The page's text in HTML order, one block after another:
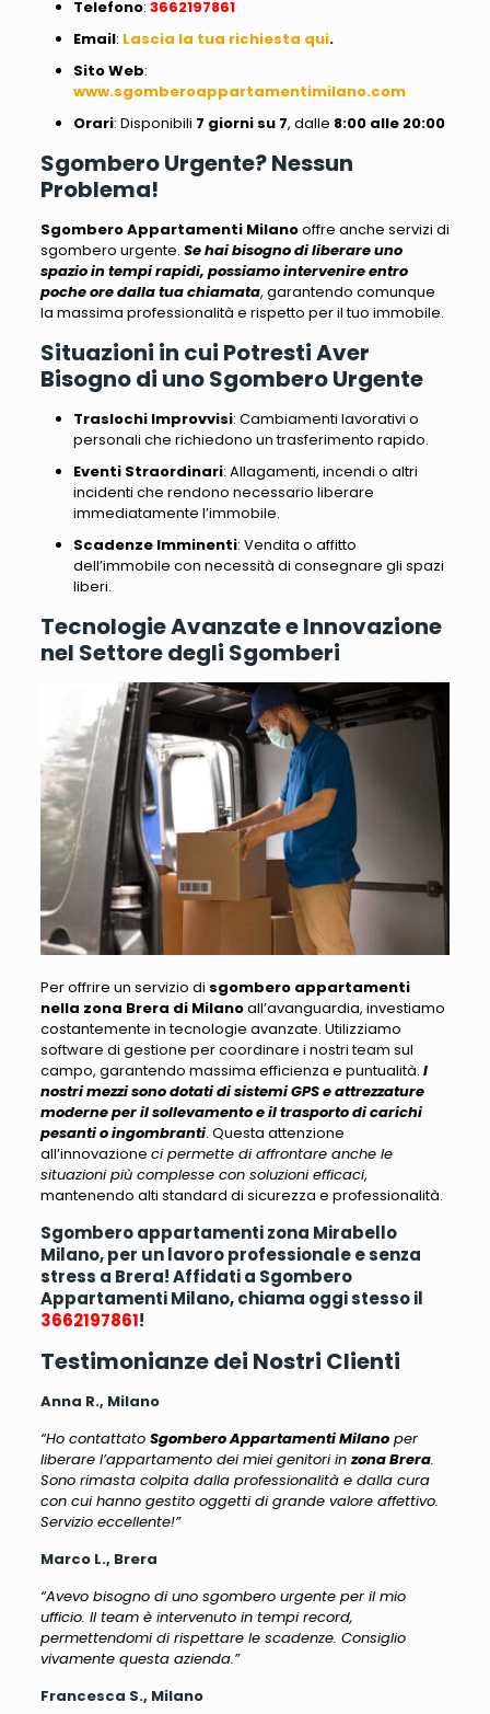
Telefono: 3662197861
Email: Lascia la tua richiesta qui.
SitoWeb:
www.sgomberoappartamentimilano.com
Orari: Disponibili 7 giorni su 7, dalle 8:00 alle 20:00
Sgombero Urgente? Nessun
Problema!
Sgombero Appartamenti Milanooffre anche servizi di
sgombero urgente. Se hai bisogno di liberare uno
spazio in tempi rapidi, possiamo intervenire entro
poche ore dalla tua chiamata, garantendo comunque
la massima professionalità e rispetto per il tuo immobile.
Situazioni in cui Potresti Aver
Bisogno di uno Sgombero Urgente
Traslochi Improvvisi: Cambiamenti lavorativi o
personali che richiedono un trasferimento rapido.
Eventi Straordinari: Allagamenti, incendi o altri
incidenti che rendono necessario liberare
immediatamente l’immobile.
Scadenze Imminenti: Vendita o affitto
dell’immobile con necessità di consegnare gli spazi
liberi.
Tecnologie Avanzate e Innovazione
nel Settore degli Sgomberi
Per offrire un servizio di sgombero appartamenti
nella zona Brera di Milanoall’avanguardia, investiamo
costantemente in tecnologie avanzate. Utilizziamo
software di gestione per coordinare i nostri team sul
campo, garantendo massima efficienza e puntualità. I
nostri mezzi sono dotati di sistemi GPS e attrezzature
moderne per il sollevamento e il trasporto di carichi
pesanti o ingombranti. Questa attenzione
all’innovazione ci permette di affrontare anche le
situazioni più complesse con soluzioni efficaci,
mantenendo alti standard di sicurezza e professionalità.
Sgombero appartamenti zona Mirabello
Milano, per un lavoro professionale e senza
stress a Brera! Affidati a Sgombero
Appartamenti Milano, chiama oggi stesso il
3662197861!
Testimonianze dei Nostri Clienti
Anna R., Milano
“Ho contattato Sgombero Appartamenti Milanoper
liberare l’appartamento dei miei genitori inzona Brera.
Sono rimasta colpita dalla professionalità e dalla cura
con cui hanno gestito oggetti di grande valore affettivo.
Servizio eccellente!”
Marco L., Brera
“Avevo bisogno di uno sgombero urgente per il mio
ufficio. Il team è intervenuto in tempi record,
permettendomi di rispettare le scadenze. Consiglio
vivamente questa azienda.”
Francesca S., Milano